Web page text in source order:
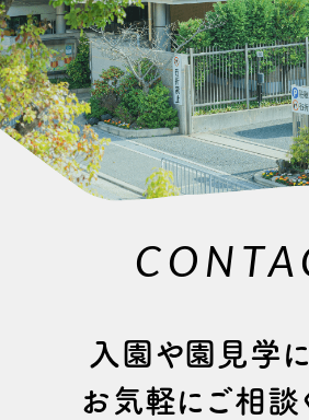
⼊園や園⾒学
お気軽にご相談